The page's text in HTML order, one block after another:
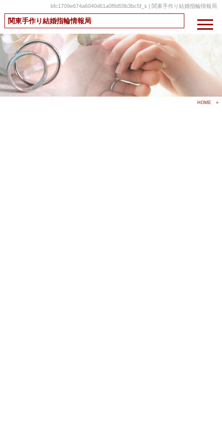
bfc1709e674a6040d61a0f8d59b3bc5f_s | 関東手作り結婚指輪情報局
関東手作り結婚指輪情報局
HOME »